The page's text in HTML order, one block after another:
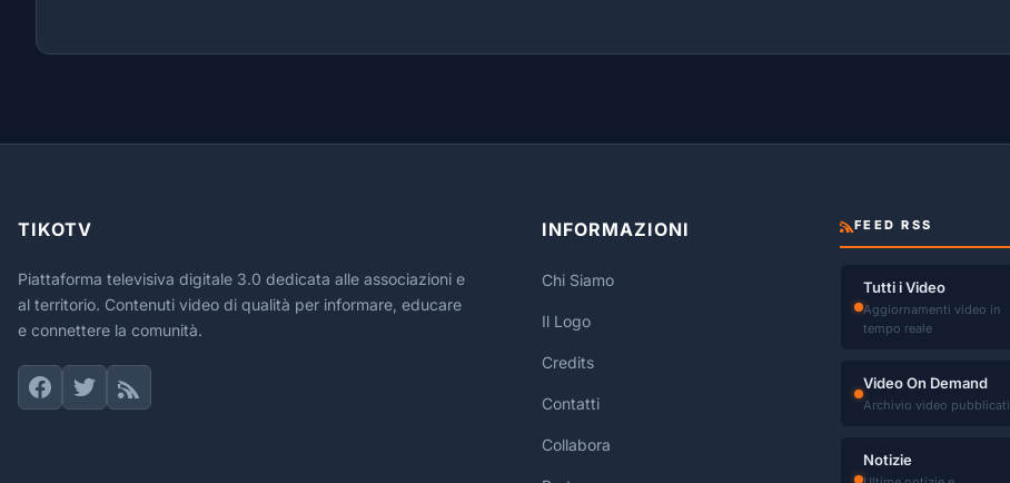
TIKOTV
Piattaforma televisiva digitale 3.0 dedicata alle associazioni e
al territorio. Contenuti video di qualità per informare, educare
e connettere la comunità.
INFORMAZIONI
Chi Siamo
Il Logo
Credits
Contatti
Collabora
FEED RSS
Tutti i Video
Aggiornamenti video in
tempo reale
Video On Demand
Archivio video pubblicati
Notizie